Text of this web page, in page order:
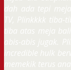
dah ada tepi
TV, Plinkkkk tiba-
tiba atas meja
abis-abis jugak.
incredible hulk
memekik terus